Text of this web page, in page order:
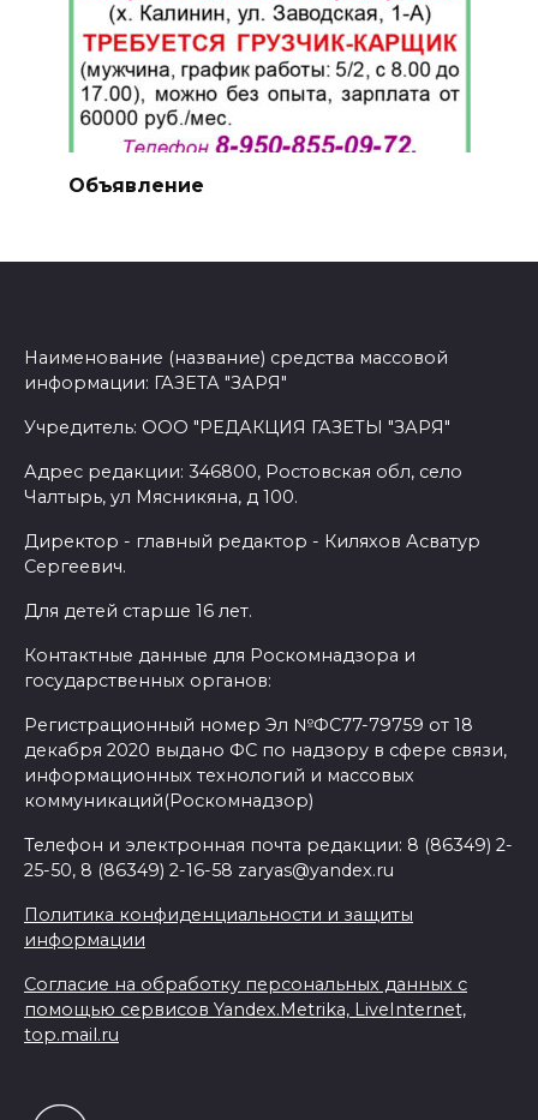
Объявление
Наименование (название) средства массовой
информации: ГАЗЕТА "ЗАРЯ"
Учредитель: ООО "РЕДАКЦИЯ ГАЗЕТЫ "ЗАРЯ"
Адрес редакции: 346800, Ростовская обл, село
Чалтырь, ул Мясникяна, д 100.
Директор - главный редактор - Киляхов Асватур
Сергеевич.
Для детей старше 16 лет.
Контактные данные для Роскомнадзора и
государственных органов:
Регистрационный номер Эл №ФС77-79759 от 18
декабря 2020 выдано ФС по надзору в сфере связи,
информационных технологий и массовых
коммуникаций(Роскомнадзор)
Телефон и электронная почта редакции: 8 (86349) 2-
25-50, 8 (86349) 2-16-58 zaryas@yandex.ru
Политика конфиденциальности и защиты
информации
Согласие на обработку персональных данных с
помощью сервисов Yandex.Metrika, LiveInternet,
top.mail.ru